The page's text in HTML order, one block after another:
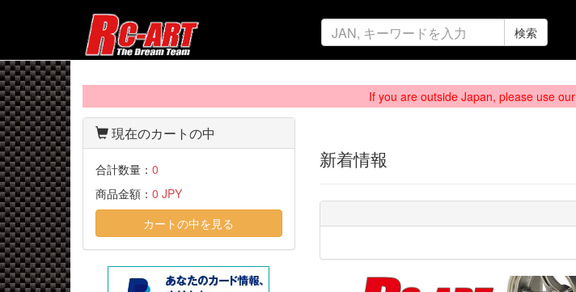
検索
If you are outside Japan, please use our
新着情報
現在のカートの中
合計数量： 0
商品金額： 0 JPY
カートの中を見る